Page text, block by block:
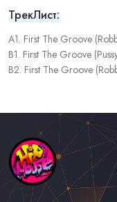
ТрекЛист:
A1. First The Groove
B1. First The Groove
B2. First The Groove